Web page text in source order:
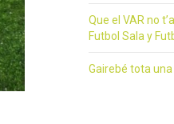
Que el VAR no
Futbol Sala y
Gairebé tota una